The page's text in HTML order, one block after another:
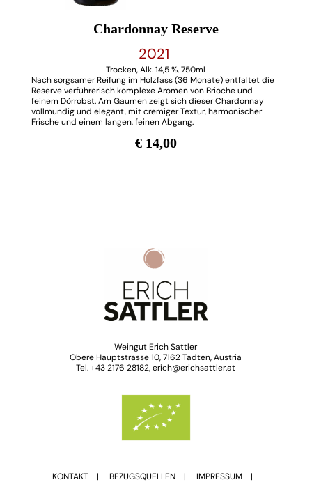
Chardonnay Reserve
2021
Trocken, Alk. 14,5 %, 750ml
Nach sorgsamer Reifung im Holzfass (36 Monate) entfaltet die
Reserve verführerisch komplexe Aromen von Brioche und
feinem Dörrobst. Am Gaumen zeigt sich dieser Chardonnay
vollmundig und elegant, mit cremiger Textur, harmonischer
Frische und einem langen, feinen Abgang.
€ 14,00
Weingut Erich Sattler
Obere Hauptstrasse 10, 7162 Tadten, Austria
Tel. +43 2176 28182, erich@erichsattler.at
KONTAKT |BEZUGSQUELLEN |IMPRESSUM |